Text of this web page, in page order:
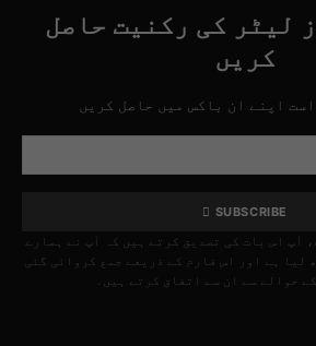
لیٹر کی رکنیت حاصل
کریں
اپنے ان باکس میں حاصل کریں
SUBSCRIBE
آپ اس بات کی تصدیق کرتے ہیں کہ آپ نے ہمارے
لیا ہے اور اس فارم کے ذریعے جمع کروائی گئی
حوالے سے ان سے اتفاق کرتے ہیں۔